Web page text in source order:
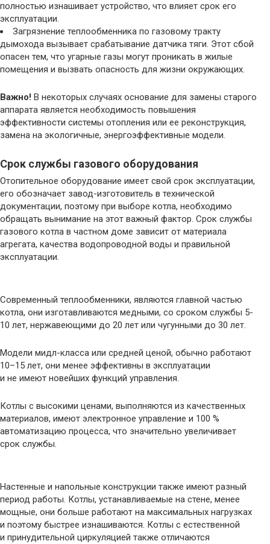
полностью изнашивает устройство, что влияет срок его
эксплуатации.
Загрязнение теплообменника по газовому тракту
дымохода вызывает срабатывание датчика тяги. Этот сбой
опасен тем, что угарные газы могут проникать в жилые
помещения и вызвать опасность для жизни окружающих.
Важно! В некоторых случаях основание для замены старого
аппарата является необходимость повышения
эффективности системы отопления или ее реконструкция,
замена на экологичные, энергоэффективные модели.
Срок службы газового оборудования
Отопительное оборудование имеет свой срок эксплуатации,
его обозначает завод-изготовитель в технической
документации, поэтому при выборе котла, необходимо
обращать вынимание на этот важный фактор. Срок службы
газового котла в частном доме зависит от материала
агрегата, качества водопроводной воды и правильной
эксплуатации.
Современный теплообменники, являются главной частью
котла, они изготавливаются медными, со сроком службы 5-
10 лет, нержавеющими до 20 лет или чугунными до 30 лет.
Модели мидл-класса или средней ценой, обычно работают
10–15 лет, они менее эффективны в эксплуатации
и не имеют новейших функций управления.
Котлы с высокими ценами, выполняются из качественных
материалов, имеют электронное управление и 100 %
автоматизацию процесса, что значительно увеличивает
срок службы.
Настенные и напольные конструкции также имеют разный
период работы. Котлы, устанавливаемые на стене, менее
мощные, они больше работают на максимальных нагрузках
и поэтому быстрее изнашиваются. Котлы с естественной
и принудительной циркуляцией также отличаются